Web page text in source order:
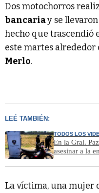
Dos motochorros
bancariay se
hecho que trascendió
este martes alrededor
Merlo.
LEÉ TAMBIÉN:
TODOS LOS
En la Gral.
asesinar a la
La víctima, una mujer